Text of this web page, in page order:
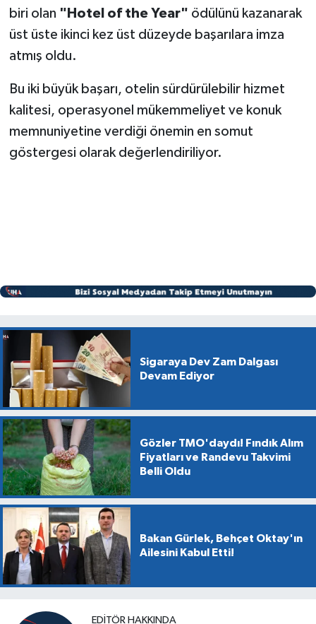
biri olan "Hotel of the Year" ödülünü kazanarak
üst üste ikinci kez üst düzeyde başarılara imza
atmış oldu.
Bu iki büyük başarı, otelin sürdürülebilir hizmet
kalitesi, operasyonel mükemmeliyet ve konuk
memnuniyetine verdiği önemin en somut
göstergesi olarak değerlendiriliyor.
Sigaraya Dev Zam Dalgası
Devam Ediyor
Gözler TMO'daydı! Fındık Alım
Fiyatları ve Randevu Takvimi
Belli Oldu
Bakan Gürlek, Behçet Oktay'ın
Ailesini Kabul Etti!
EDITÖR HAKKINDA